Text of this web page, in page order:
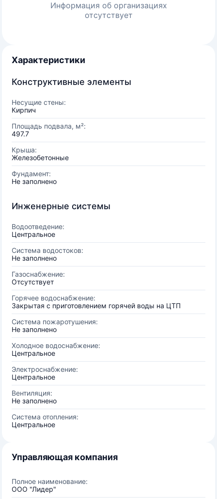
Информация об организациях
отсутствует
Характеристики
Конструктивные элементы
Несущие стены:
Кирпич
Площадь подвала, м²:
497.7
Крыша:
Железобетонные
Фундамент:
Не заполнено
Инженерные системы
Водоотведение:
Центральное
Система водостоков:
Не заполнено
Газоснабжение:
Отсутствует
Горячее водоснабжение:
Закрытая с приготовлением горячей воды на ЦТП
Система пожаротушения:
Не заполнено
Холодное водоснабжение:
Центральное
Электроснабжение:
Центральное
Вентиляция:
Не заполнено
Система отопления:
Центральное
Управляющая компания
Полное наименование:
ООО "Лидер"